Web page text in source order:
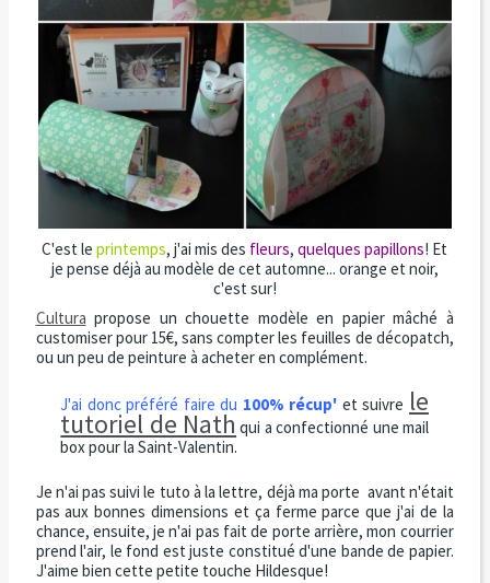
C'est le printemps, j'ai mis des fleurs,quelques papillons! Et
je pense déjà au modèle de cet automne... orange et noir,
c'est sur!
Cultura propose un chouette modèle en papier mâché à
customiser pour 15€, sans compter les feuilles de décopatch,
ou un peu de peinture à acheter en complément.
J'ai donc préféré faire du 100% récup' et suivre le
tutoriel de Nath qui a confectionné une mail
box pour la Saint-Valentin.
Je n'ai pas suivi le tuto à la lettre, déjà ma porte avant n'était
pas aux bonnes dimensions et ça ferme parce que j'ai de la
chance, ensuite, je n'ai pas fait de porte arrière, mon courrier
prend l'air, le fond est juste constitué d'une bande de papier.
J'aime bien cette petite touche Hildesque!